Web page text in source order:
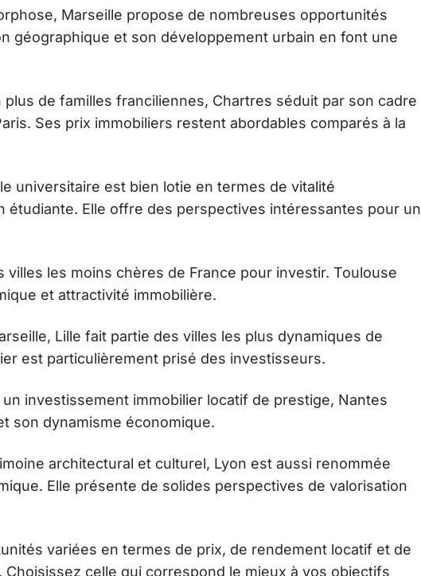
Marseille propose de nombreuses opportunités
géographique et son développement urbain en font une
plus de familles franciliennes, Chartres séduit par son cadre
Ses prix immobiliers restent abordables comparés à la
universitaire est bien lotie en termes de vitalité
étudiante. Elle offre des perspectives intéressantes pour un
villes les moins chères de France pour investir. Toulouse
et attractivité immobilière.
Lille fait partie des villes les plus dynamiques de
est particulièrement prisé des investisseurs.
investissement immobilier locatif de prestige, Nantes
son dynamisme économique.
architectural et culturel, Lyon est aussi renommée
Elle présente de solides perspectives de valorisation
variées en termes de prix, de rendement locatif et de
celle qui correspond le mieux à vos objectifs